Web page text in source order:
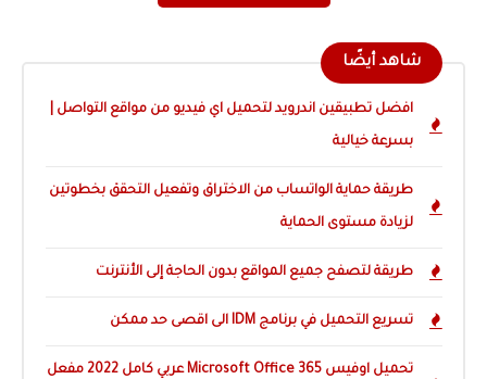
شاهد أيضًا
افضل تطبيقين اندرويد لتحميل اي فيديو من مواقع التواصل |
بسرعة خيالية
طريقة حماية الواتساب من الاختراق وتفعيل التحقق بخطوتين
لزيادة مستوى الحماية
طريقة لتصفح جميع المواقع بدون الحاجة إلى الأنترنت
تسريع التحميل في برنامج IDM الى اقصى حد ممكن
تحميل اوفيس Microsoft Office 365 عربي كامل 2022 مفعل